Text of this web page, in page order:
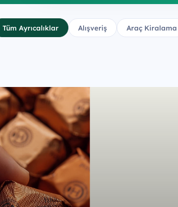
Tüm Ayrıcalıklar Alışveriş Araç Kiralama